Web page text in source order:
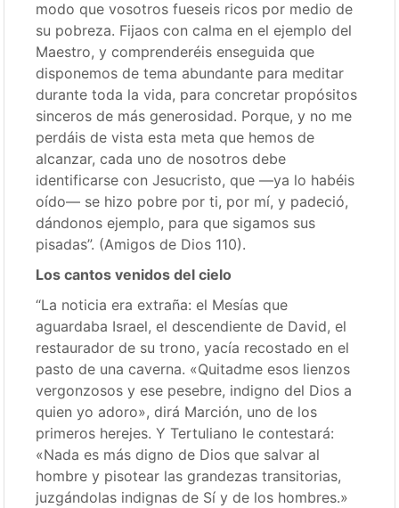
modo que vosotros fueseis ricos por medio de
su pobreza. Fijaos con calma en el ejemplo del
Maestro, y comprenderéis enseguida que
disponemos de tema abundante para meditar
durante toda la vida, para concretar propósitos
sinceros de más generosidad. Porque, y no me
perdáis de vista esta meta que hemos de
alcanzar, cada uno de nosotros debe
identificarse con Jesucristo, que —ya lo habéis
oído— se hizo pobre por ti, por mí, y padeció,
dándonos ejemplo, para que sigamos sus
pisadas”. (Amigos de Dios 110).
Los cantos venidos del cielo
“La noticia era extraña: el Mesías que
aguardaba Israel, el descendiente de David, el
restaurador de su trono, yacía recostado en el
pasto de una caverna. «Quitadme esos lienzos
vergonzosos y ese pesebre, indigno del Dios a
quien yo adoro», dirá Marción, uno de los
primeros herejes. Y Tertuliano le contestará:
«Nada es más digno de Dios que salvar al
hombre y pisotear las grandezas transitorias,
juzgándolas indignas de Sí y de los hombres.»